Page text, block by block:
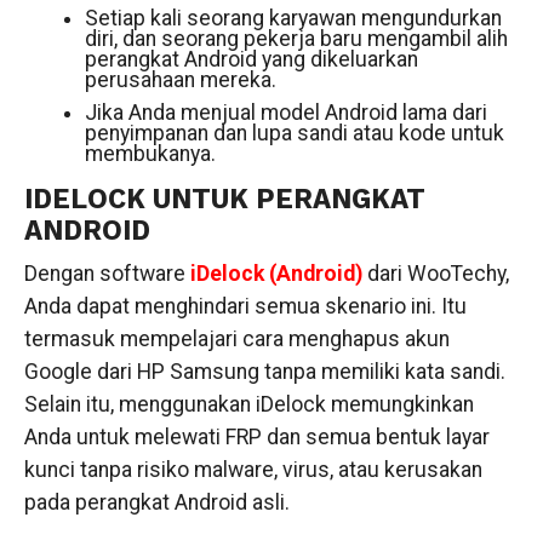
Setiap kali seorang karyawan mengundurkan
diri, dan seorang pekerja baru mengambil alih
perangkat Android yang dikeluarkan
perusahaan mereka.
Jika Anda menjual model Android lama dari
penyimpanan dan lupa sandi atau kode untuk
membukanya.
IDELOCK UNTUK PERANGKAT
ANDROID
Dengan software iDelock (Android)dari WooTechy,
Anda dapat menghindari semua skenario ini. Itu
termasuk mempelajari cara menghapus akun
Google dari HP Samsung tanpa memiliki kata sandi.
Selain itu, menggunakan iDelock memungkinkan
Anda untuk melewati FRP dan semua bentuk layar
kunci tanpa risiko malware, virus, atau kerusakan
pada perangkat Android asli.